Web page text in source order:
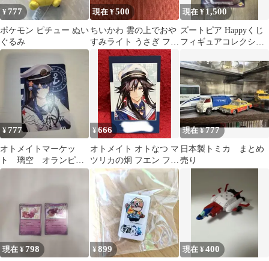
¥777
ポケモン ピチュー ぬい
ぐるみ
現在 ¥500
ちいかわ 雲の上でおや
すみライト うさぎ フィ
ギュア
現在 ¥ 1,500
ズートピア Happyくじ
フィギュアコレクショ
¥777
オトメイトマーケッ
ト 璃空 オランピア
ソワレ オラソワ オ
¥666
オトメイト オトなつ マ
ツリカの炯 フエン フォ
トカード
現在 ¥777
日本製トミカ まとめ
売り
現在 ¥798 ¥899 現在 ¥400